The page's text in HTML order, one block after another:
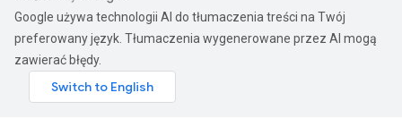
Google używa technologii AI do tłumaczenia treści na Twój
preferowany język. Tłumaczenia wygenerowane przez AI mogą
zawierać błędy.